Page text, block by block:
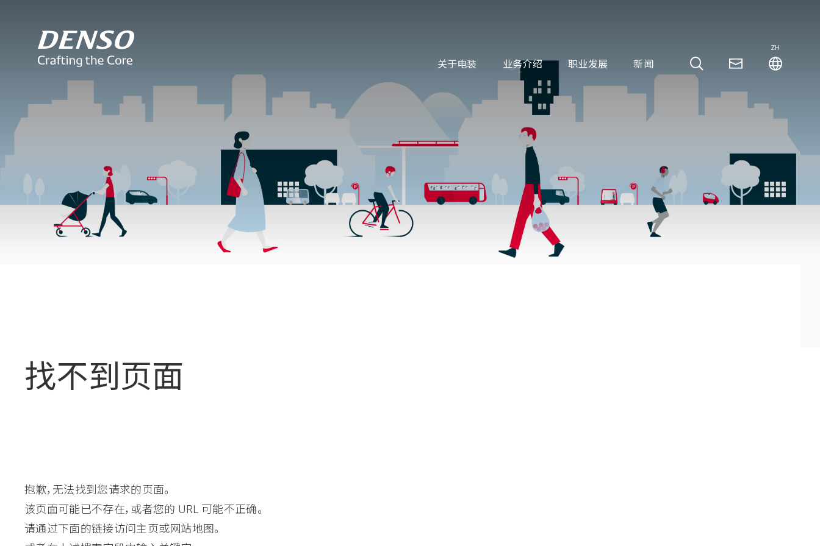
关于电装 业务介绍 职业发展 新闻
ZH
找不到页面
抱歉，无法找到您请求的页面。
该页面可能已不存在，或者您的 URL 可能不正确。
请通过下面的链接访问主页或网站地图。